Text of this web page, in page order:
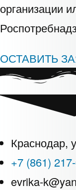
организации
ОСТАВИТЬ
Краснодар,
+7 (861)
evrika-